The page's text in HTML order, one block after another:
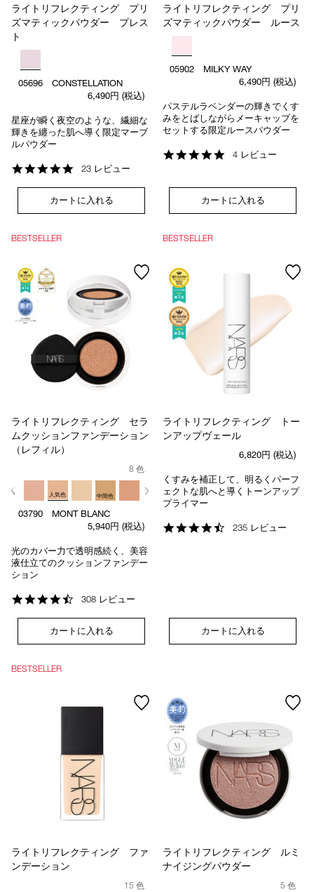
ライトリフレクティング プリ
ズマティックパウダー プレス
ト
05696 CONSTELLATION
6,490円 (税込)
星座が瞬く夜空のような、繊細な
輝きを纏った肌へ導く限定マーブ
ルパウダー
4.9
rating
23 レビュー
カートに入れる
ライトリフレクティング プリ
ズマティックパウダー ルース
05902 MILKY WAY
6,490円 (税込)
パステルラベンダーの輝きでくす
みをとばしながらメーキャップを
セットする限定ルースパウダー
4.8
4 レビュー
カートに入れる
BESTSELLER
ライトリフレクティング セラ
ムクッションファンデーション
（レフィル）
8 色
人気色 中間色
03790 MONT BLANC
5,940円 (税込)
光のカバー力で透明感続く、美容
液仕立てのクッションファンデー
ション
4.5
rating
308 レビュー
カートに入れる
BESTSELLER
ライトリフレクティング トー
ンアップヴェール
6,820円 (税込)
くすみを補正して、明るくパーフ
ェクトな肌へと導くトーンアップ
プライマー
4.6
235 レビュー
カートに入れる
BESTSELLER
ライトリフレクティング ファ
ンデーション
15 色
ライトリフレクティング ルミ
ナイジングパウダー
5 色